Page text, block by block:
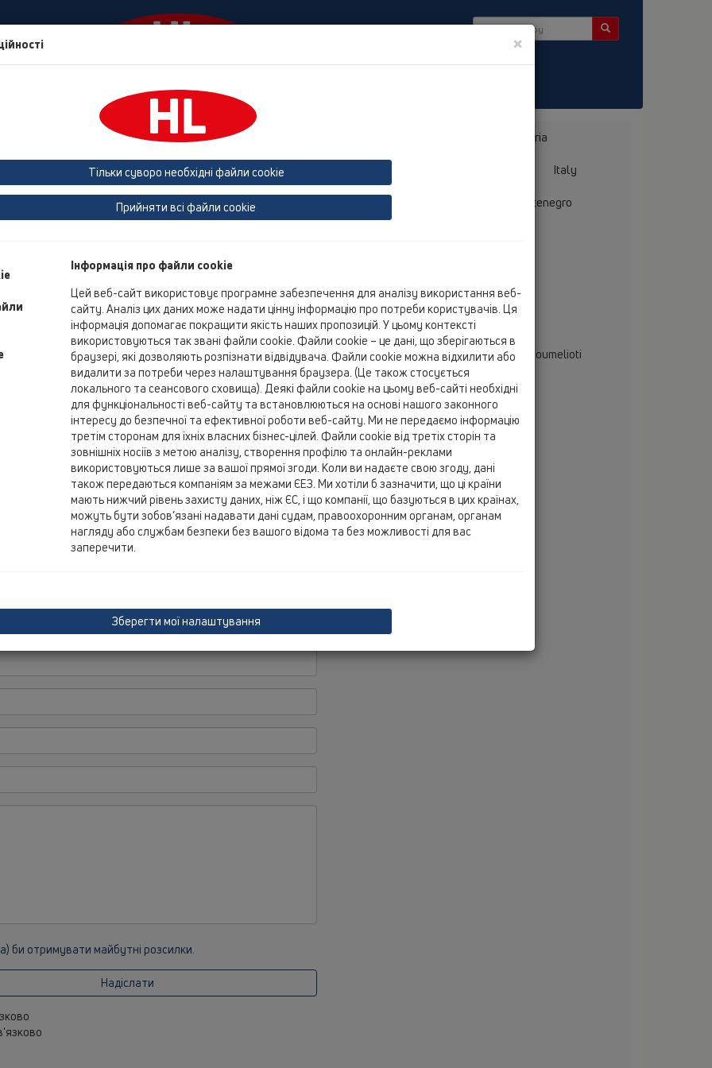
Фирма HL Дім
(Estonia, Latvia, Lithuania) Belgium, Luxembourg, Netherlands
Bulgaria
Norway, Sweden France GB, Ireland, Iceland, USA
Italy
Moldavia Poland Portugal, Spain
Serbia, Montenegro
би отримувати майбутні розсилки.
Надіслати
Tselcon
Central Office
Christos Vas. Tselis E.E.
Old National Road Patras-Korinthos & Roumelioti
Ag. Vasileios, Tseleika
GR-26504 Rion
tel
+30 2610 911411
fax
+30 2610 911412
mobile +30 6973 793301
email
info@tselcon.gr
Branch office
27-29 Karaiskaki St.
GR-26225 Patras
tel
+30 2610 620524
×
Тільки суворо необхідні файли cookie
Прийняти всі файли cookie
Інформація про файли cookie
Цей веб-сайт використовує програмне забезпечення для аналізу використання веб-
сайту. Аналіз цих даних може надати цінну інформацію про потреби користувачів. Ця
інформація допомагає покращити якість наших пропозицій. У цьому контексті
використовуються так звані файли cookie. Файли cookie – це дані, що зберігаються в
браузері, які дозволяють розпізнати відвідувача. Файли cookie можна відхилити або
видалити за потреби через налаштування браузера. (Це також стосується
локального та сеансового сховища). Деякі файли cookie на цьому веб-сайті необхідні
для функціональності веб-сайту та встановлюються на основі нашого законного
інтересу до безпечної та ефективної роботи веб-сайту. Ми не передаємо інформацію
третім сторонам для їхніх власних бізнес-цілей. Файли cookie від третіх сторін та
зовнішніх носіїв з метою аналізу, створення профілю та онлайн-реклами
використовуються лише за вашої прямої згоди. Коли ви надаєте свою згоду, дані
також передаються компаніям за межами ЄЕЗ. Ми хотіли б зазначити, що ці країни
мають нижчий рівень захисту даних, ніж ЄС, і що компанії, що базуються в цих країнах,
можуть бути зобов’язані надавати дані судам, правоохоронним органам, органам
нагляду або службам безпеки без вашого відома та без можливості для вас
заперечити.
Зберегти мої налаштування